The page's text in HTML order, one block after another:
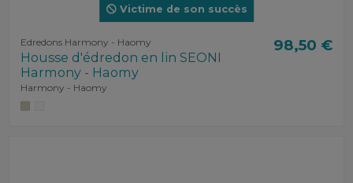
Victime de son succès
Edredons Harmony - Haomy
Housse d'édredon en lin SEONI
Harmony - Haomy
Harmony - Haomy
98,50 €